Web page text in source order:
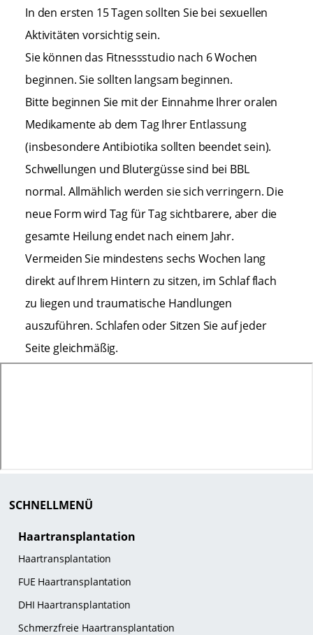
In den ersten 15 Tagen sollten Sie bei sexuellen
Aktivitäten vorsichtig sein.
Sie können das Fitnessstudio nach 6 Wochen
beginnen. Sie sollten langsam beginnen.
Bitte beginnen Sie mit der Einnahme Ihrer oralen
Medikamente ab dem Tag Ihrer Entlassung
(insbesondere Antibiotika sollten beendet sein).
Schwellungen und Blutergüsse sind bei BBL
normal. Allmählich werden sie sich verringern. Die
neue Form wird Tag für Tag sichtbarere, aber die
gesamte Heilung endet nach einem Jahr.
Vermeiden Sie mindestens sechs Wochen lang
direkt auf Ihrem Hintern zu sitzen, im Schlaf flach
zu liegen und traumatische Handlungen
auszuführen. Schlafen oder Sitzen Sie auf jeder
Seite gleichmäßig.
SCHNELLMENÜ
Haartransplantation
Haartransplantation
FUE Haartransplantation
DHI Haartransplantation
Schmerzfreie Haartransplantation